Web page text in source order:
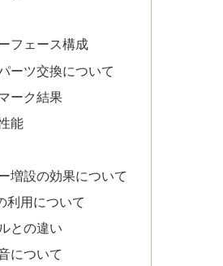
フェース構成
ーツ交換について
ーク結果
能
増設の効果について
利用について
との違い
について